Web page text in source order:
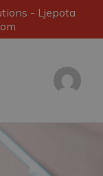
- Ljepota